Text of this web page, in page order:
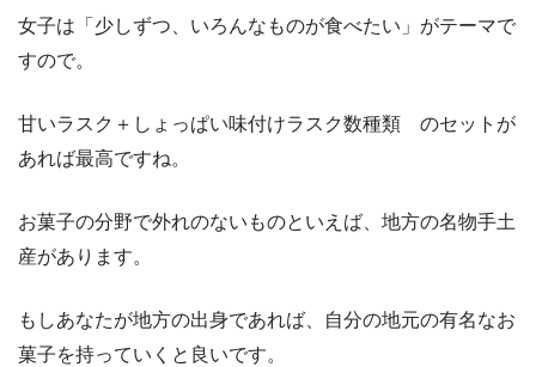
女子は「少しずつ、いろんなものが食べたい」がテーマで
すので。
甘いラスク＋しょっぱい味付けラスク数種類 のセットが
あれば最高ですね。
お菓子の分野で外れのないものといえば、地方の名物手土
産があります。
もしあなたが地方の出身であれば、自分の地元の有名なお
菓子を持っていくと良いです。